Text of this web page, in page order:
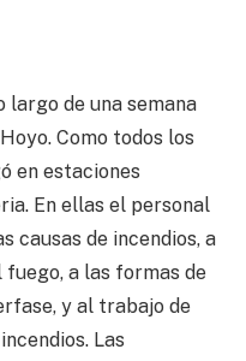
largo de una semana
Como todos los
en estaciones
En ellas el personal
causas de incendios, a
a las formas de
y al trabajo de
Las